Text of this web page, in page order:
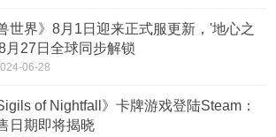
世界》8月1日迎来正式服更新，'地心之
月27日全球同步解锁
06-28
of Nightfall》卡牌游戏登陆Steam：
日期即将揭晓